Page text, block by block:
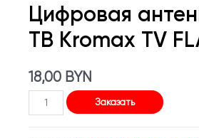
Цифровая
ТВ Kromax TV
18,00 BYN
Количество
товара
Заказать